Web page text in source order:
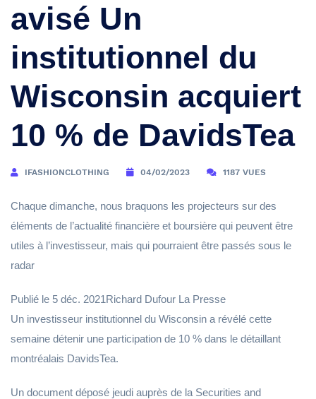
avisé Un
institutionnel du
Wisconsin acquiert
10 % de DavidsTea
IFASHIONCLOTHING 04/02/2023 1187 VUES
Chaque dimanche, nous braquons les projecteurs sur des
éléments de l’actualité financière et boursière qui peuvent être
utiles à l’investisseur, mais qui pourraient être passés sous le
radar
Publié le 5 déc. 2021Richard Dufour La Presse
Un investisseur institutionnel du Wisconsin a révélé cette
semaine détenir une participation de 10 % dans le détaillant
montréalais DavidsTea.
Un document déposé jeudi auprès de la Securities and